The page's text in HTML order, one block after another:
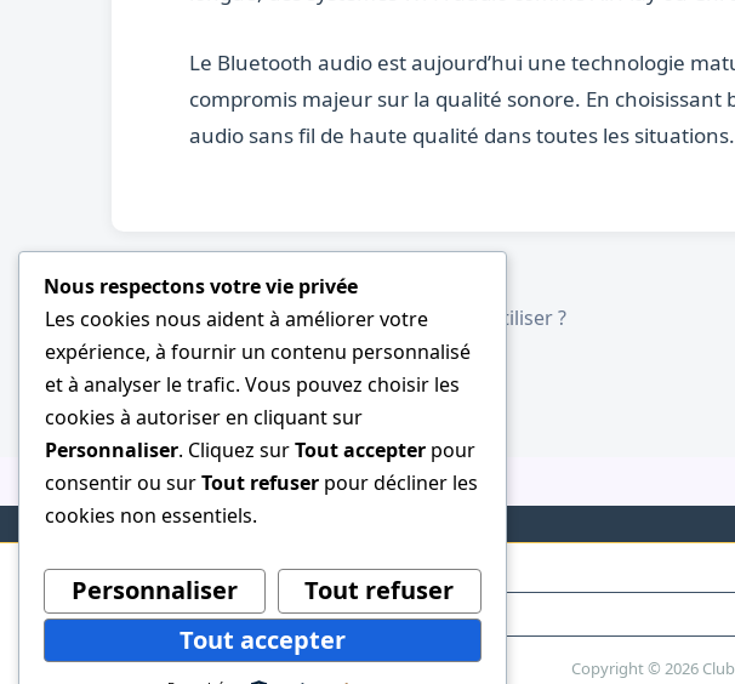
Le Bluetooth audio est aujourd’hui une technologie
compromis majeur sur la qualité sonore. En
audio sans fil de haute qualité dans toutes les situations.
PRÉCÉDENT
Brosse Ã barbe : pourquoi et comment l utiliser ?
Copyright © 2026
Nous respectons votre vie privée
Les cookies nous aident à améliorer votre
expérience, à fournir un contenu personnalisé
et à analyser le trafic. Vous pouvez choisir les
cookies à autoriser en cliquant sur
Personnaliser. Cliquez surTout accepter pour
consentir ou surTout refuser pour décliner les
cookies non essentiels.
Personnaliser
Tout refuser
Tout accepter